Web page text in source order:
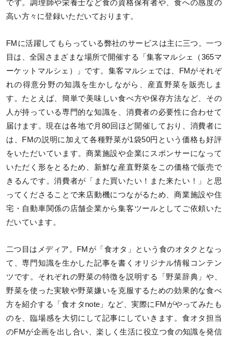
です。調理師や栄養士など食の資格保有者や、食への感度の
高い方々に登録いただいております。
FMに活躍してもらっている弊社のサービスは主に三つ。一つ
目は、全国さまざまな場所で開催する「集客マルシェ（365マ
ーケットマルシェ）」です。集客マルシェでは、FMがそれぞ
れの得意分野の知識を生かしながら、産直野菜を販売しま
す。たとえば、簡単で美味しい食べ方や保存方法など、その
人が持っている専門的な知識を、消費者の必要性に合わせて
届けます。現在は各地で月80回ほど開催しており、消費者に
は、FMの説明に加えて各種野菜が1袋50円という価格も好評
をいただいています。商業施設や企業にスポンサーになって
いただく形をとるため、新鮮な産直野菜をこの価格で販売で
きるんです。消費者が「また買いたい！また来たい！」と思
ってくださることで来店動機につながるため、商業施設や住
宅・自動車関係の店舗企業から集客ツールとしてご依頼いた
だいています。
二つ目はメディア。FMが「食オタ」という食のオタクとなっ
て、専門知識を生かした記事を書くオリジナル情報コンテン
ツです。それぞれの野菜の特徴を説明する「野菜辞典」や、
野菜を使った実験や野菜嫌いを克服するための効果的な食べ
方を紹介する「食オタnote」など、実際にFMがやってみたも
のを、臨場感を大切にして記事にしていきます。食オタ担当
のFMが企画を出し合い、楽しく生活に役立つ食の知識を発信